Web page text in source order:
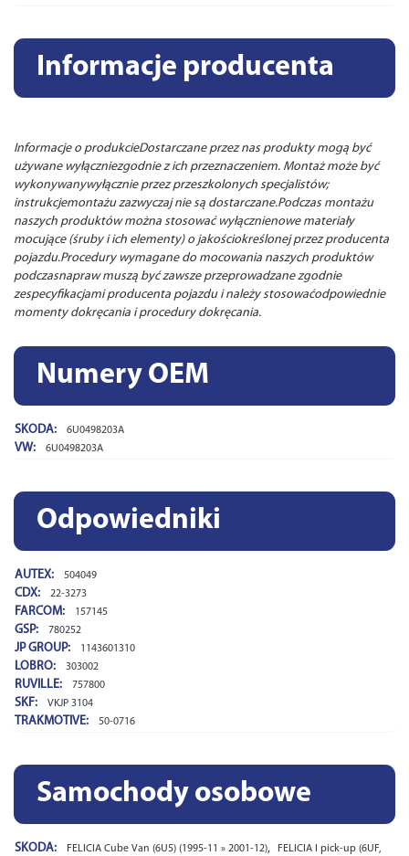
Informacje producenta
Informacje o produkcieDostarczane przez nas produkty mogą być
używane wyłączniezgodnie z ich przeznaczeniem. Montaż może być
wykonywanywyłącznie przez przeszkolonych specjalistów;
instrukcjemontażu zazwyczaj nie są dostarczane.Podczas montażu
naszych produktów można stosować wyłącznienowe materiały
mocujące (śruby i ich elementy) o jakościokreślonej przez producenta
pojazdu.Procedury wymagane do mocowania naszych produktów
podczasnapraw muszą być zawsze przeprowadzane zgodnie
zespecyfikacjami producenta pojazdu i należy stosowaćodpowiednie
momenty dokręcania i procedury dokręcania.
Numery OEM
SKODA: 6U0498203A
VW: 6U0498203A
Odpowiedniki
AUTEX: 504049
CDX: 22-3273
FARCOM: 157145
GSP: 780252
JP GROUP: 1143601310
LOBRO: 303002
RUVILLE: 757800
SKF: VKJP 3104
TRAKMOTIVE: 50-0716
Samochody osobowe
SKODA: FELICIA Cube Van (6U5) (1995-11 » 2001-12),
FELICIA I pick-up (6UF,